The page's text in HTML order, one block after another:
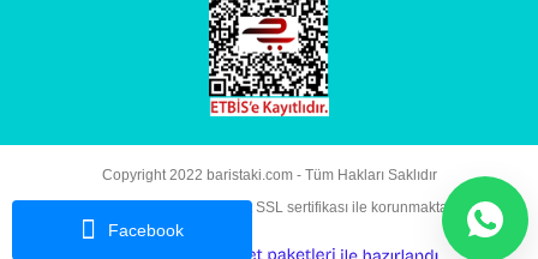
Facebook
Copyright 2022 baristaki.com - Tüm Hakları Saklıdır
Kredi kartı bilgileriniz 256bit SSL sertifikası ile korunmaktadır.
e- ile